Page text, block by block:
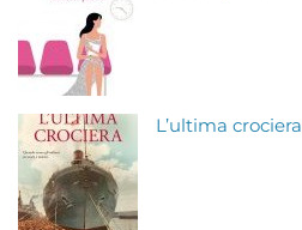
L’ultima crociera